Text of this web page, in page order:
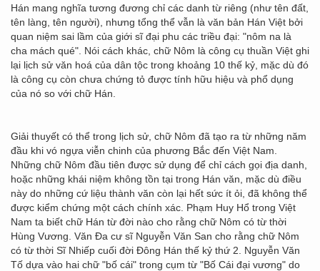
Hán mang nghĩa tương đương chỉ các danh từ riêng (như tên đất,
tên làng, tên người), nhưng tổng thể vẫn là văn bản Hán Việt bởi
quan niệm sai lầm của giới sĩ đại phu các triều đại: "nôm na là
cha mách qué". Nói cách khác, chữ Nôm là công cụ thuần Việt ghi
lại lịch sử văn hoá của dân tộc trong khoảng 10 thế kỷ, mặc dù đó
là công cụ còn chưa chứng tỏ được tính hữu hiệu và phổ dụng
của nó so với chữ Hán.
Giải thuyết có thể trong lịch sử, chữ Nôm đã tạo ra từ những năm
đầu khi vó ngựa viễn chinh của phương Bắc đến Việt Nam.
Những chữ Nôm đầu tiên được sử dụng để chỉ cách gọi địa danh,
hoặc những khái niệm không tồn tại trong Hán văn, mặc dù điều
này do những cứ liệu thành văn còn lại hết sức ít ỏi, đã không thể
được kiểm chứng một cách chính xác. Phạm Huy Hổ trong Việt
Nam ta biết chữ Hán từ đời nào cho rằng chữ Nôm có từ thời
Hùng Vương. Văn Đa cư sĩ Nguyễn Văn San cho rằng chữ Nôm
có từ thời Sĩ Nhiếp cuối đời Đông Hán thế kỷ thứ 2. Nguyễn Văn
Tố dựa vào hai chữ "bố cái" trong cụm từ "Bố Cái đại vương" do